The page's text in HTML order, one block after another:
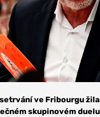
ve Fribourgu
skupinovém